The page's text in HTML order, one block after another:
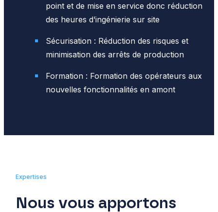
point et de mise en service donc réduction
des heures d’ingénierie sur site
Sécurisation : Réduction des risques et
minimisation des arrêts de production
Formation : Formation des opérateurs aux
nouvelles fonctionnalités en amont
Expertises
Nous vous apportons